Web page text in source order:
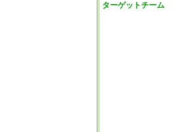
ターゲットチーム